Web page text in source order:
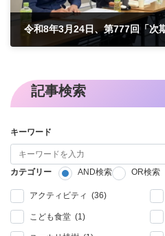
記事検索
キーワード
カテゴリー AND検索 OR検索
アクティビティ (36)
こども食堂 (1)